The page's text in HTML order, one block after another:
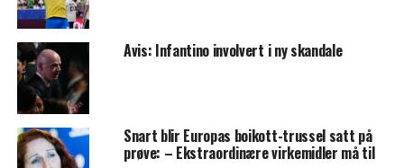
Avis: Infantino involvert i ny skandale
Snart blir Europas boikott-trussel satt på
prøve: – Ekstraordinære virkemidler må til